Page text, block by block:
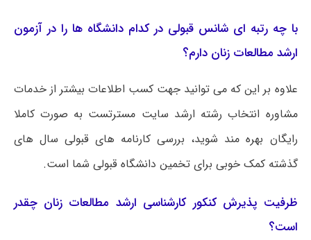
با چه رتبه ای شانس قبولی در کدام دانشگاه ها را در آزمون
ارشد مطالعات زنان دارم؟
علاوه بر این که می توانید جهت کسب اطلاعات بیشتر از خدمات
مشاوره انتخاب رشته ارشد سایت مسترتست به صورت کاملا
رایگان بهره مند شوید، بررسی کارنامه های قبولی سال های
گذشته کمک خوبی برای تخمین دانشگاه قبولی شما است.
ظرفیت پذیرش کنکور کارشناسی ارشد مطالعات زنان چقدر
است؟